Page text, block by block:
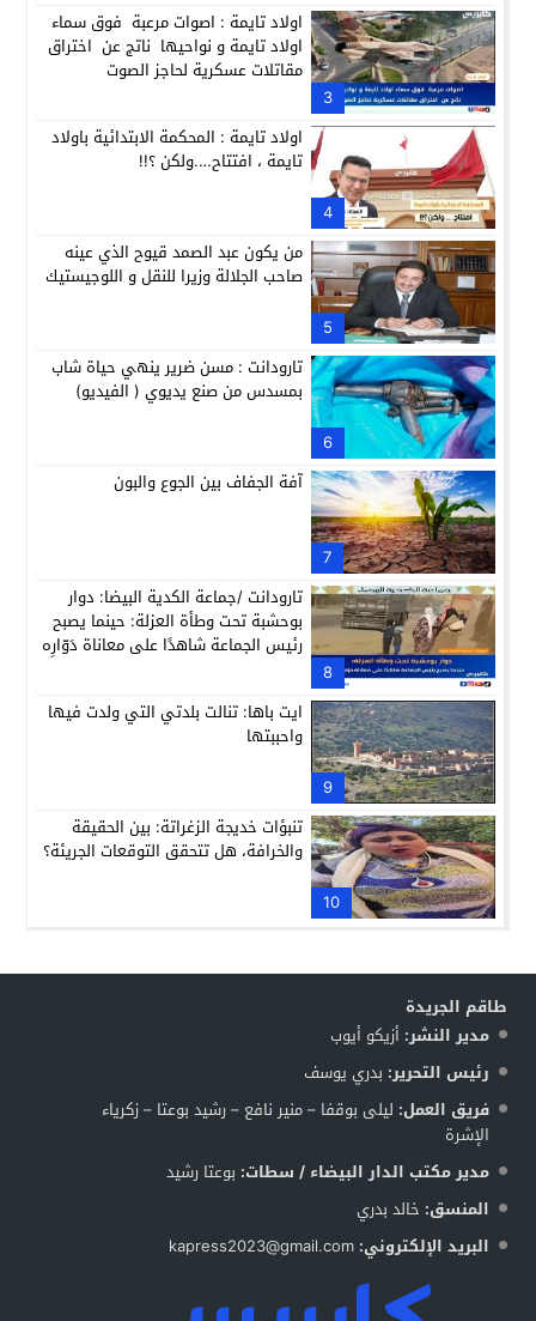
3
اولاد تايمة : اصوات مرعبة فوق سماء
اولاد تايمة و نواحيها ناتج عن اختراق
مقاتلات عسكرية لحاجز الصوت
4
اولاد تايمة : المحكمة الابتدائية باولاد
تايمة ، افتتاح….ولكن ؟!!
5
من يكون عبد الصمد قيوح الذي عينه
صاحب الجلالة وزيرا للنقل و اللوجيستيك
6
تارودانت : مسن ضرير ينهي حياة شاب
بمسدس من صنع يديوي ( الفيديو)
7
آفة الجفاف بين الجوع والبون
8
تارودانت /جماعة الكدية البيضا: دوار
بوحشبة تحت وطأة العزلة: حينما يصبح
رئيس الجماعة شاهدًا على معاناة دَوّارِه
9
ايت باها: تنالت بلدتي التي ولدت فيها
واحببتها
10
تنبؤات خديجة الزغراتة: بين الحقيقة
والخرافة، هل تتحقق التوقعات الجريئة؟
طاقم الجريدة
مدير النشر: أزيكو أيوب
رئيس التحرير: بدري يوسف
فريق العمل: ليلى بوقفا – منير نافع – رشيد بوعتا – زكرياء
الإشرة
مدير مكتب الدار البيضاء / سطات: بوعتا رشيد
المنسق: خالد بدري
البريد الإلكتروني: kapress2023@gmail.com